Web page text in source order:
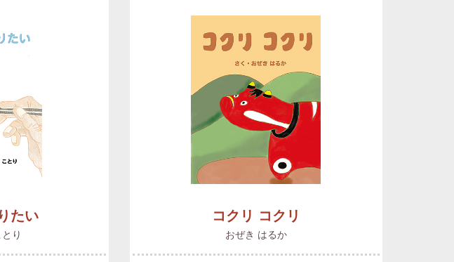
たい
り
コクリ コクリ
おぜき はるか